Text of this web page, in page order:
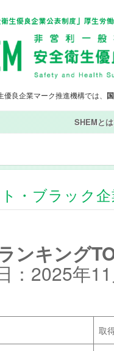
良企業マーク推進機構では、
SHEMと
・ブラック企
ンキング
：2025年
取